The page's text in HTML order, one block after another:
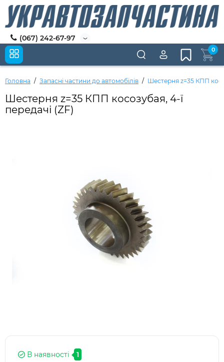
(067) 242-67-97
0
Головна Запасні частини до автомобілів Шестерня z=35 КПП
Шестерня z=35 КПП косозубая, 4-ї
передачі (ZF)
В наявності 1